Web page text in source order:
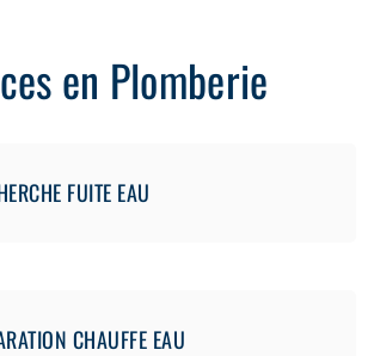
en Plomberie
FUITE EAU
CHAUFFE EAU